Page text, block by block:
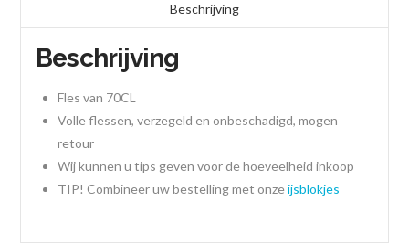
Beschrijving
Beschrijving
Fles van 70CL
Volle flessen, verzegeld en onbeschadigd, mogen
retour
Wij kunnen u tips geven voor de hoeveelheid inkoop
TIP! Combineer uw bestelling met onzeijsblokjes